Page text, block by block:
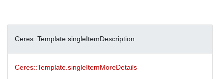
Ceres::Template.singleItemDescription
Ceres::Template.singleItemMoreDetails